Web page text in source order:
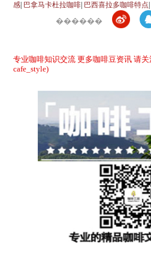
感 巴拿马卡杜拉咖啡 巴西喜拉多咖啡特点
������
专业咖啡知识交流 更多咖啡豆资讯 请
cafe_style)